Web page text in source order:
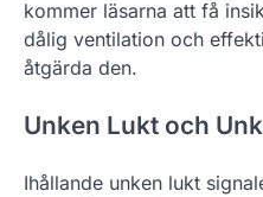
kommer läsarna att få
dålig ventilation och
åtgärda den.
Unken Lukt och
Ihållande unken lukt